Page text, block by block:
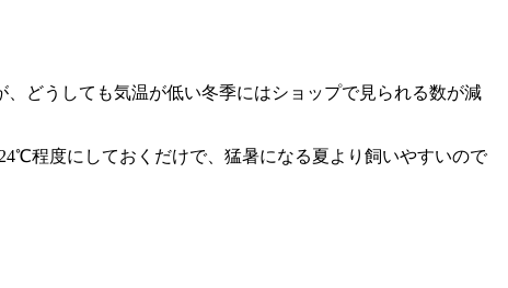
どうしても気温が低い冬季にはショップで見られる数が減
程度にしておくだけで、猛暑になる夏より飼いやすいので